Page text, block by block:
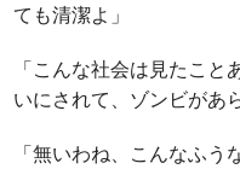
ても清潔よ」
「こんな社会は見たこ
いにされて、ゾンビがあ
「無いわね、こんなふ